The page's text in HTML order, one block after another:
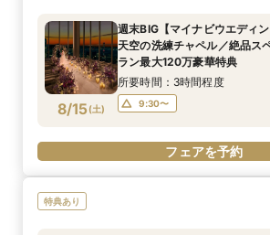
8/15(土)
週末BIG【マイナビウエディ
天空の洗練チャペル／絶品ス
ラン最大120万豪華特典
所要時間：3時間程度
9:30〜
フェアを予約
特典あり